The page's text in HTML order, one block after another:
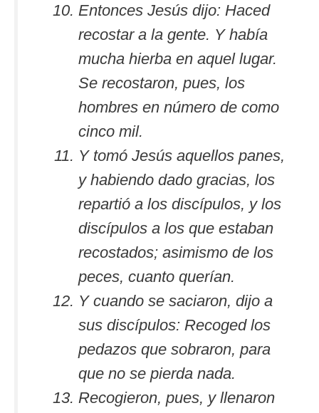
Entonces Jesús dijo: Haced
recostar a la gente. Y había
mucha hierba en aquel lugar.
Se recostaron, pues, los
hombres en número de como
cinco mil.
Y tomó Jesús aquellos panes,
y habiendo dado gracias, los
repartió a los discípulos, y los
discípulos a los que estaban
recostados; asimismo de los
peces, cuanto querían.
Y cuando se saciaron, dijo a
sus discípulos: Recoged los
pedazos que sobraron, para
que no se pierda nada.
Recogieron, pues, y llenaron